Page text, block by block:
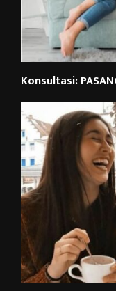
Konsultasi: